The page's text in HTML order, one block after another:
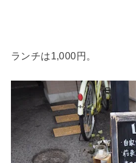
ランチは1,000円。